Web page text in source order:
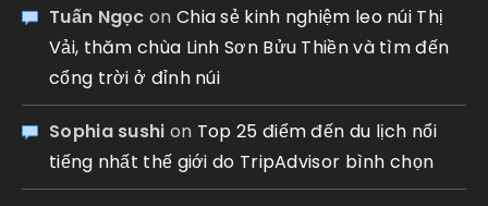
Tuấn Ngọc on Chia sẻ kinh nghiệm leo núi Thị
Vải, thăm chùa Linh Sơn Bửu Thiền và tìm đến
cổng trời ở đỉnh núi
Sophia sushi on Top 25 điểm đến du lịch nổi
tiếng nhất thế giới do TripAdvisor bình chọn